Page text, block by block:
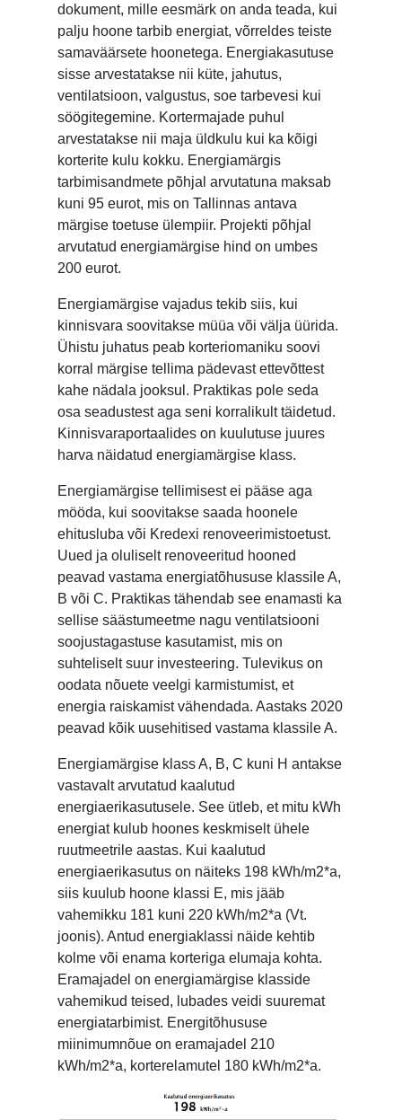
dokument, mille eesmärk on anda teada, kui
palju hoone tarbib energiat, võrreldes teiste
samaväärsete hoonetega. Energiakasutuse
sisse arvestatakse nii küte, jahutus,
ventilatsioon, valgustus, soe tarbevesi kui
söögitegemine. Kortermajade puhul
arvestatakse nii maja üldkulu kui ka kõigi
korterite kulu kokku. Energiamärgis
tarbimisandmete põhjal arvutatuna maksab
kuni 95 eurot, mis on Tallinnas antava
märgise toetuse ülempiir. Projekti põhjal
arvutatud energiamärgise hind on umbes
200 eurot.
Energiamärgise vajadus tekib siis, kui
kinnisvara soovitakse müüa või välja üürida.
Ühistu juhatus peab korteriomaniku soovi
korral märgise tellima pädevast ettevõttest
kahe nädala jooksul. Praktikas pole seda
osa seadustest aga seni korralikult täidetud.
Kinnisvaraportaalides on kuulutuse juures
harva näidatud energiamärgise klass.
Energiamärgise tellimisest ei pääse aga
mööda, kui soovitakse saada hoonele
ehitusluba või Kredexi renoveerimistoetust.
Uued ja oluliselt renoveeritud hooned
peavad vastama energiatõhususe klassile A,
B või C. Praktikas tähendab see enamasti ka
sellise säästumeetme nagu ventilatsiooni
soojustagastuse kasutamist, mis on
suhteliselt suur investeering. Tulevikus on
oodata nõuete veelgi karmistumist, et
energia raiskamist vähendada. Aastaks 2020
peavad kõik uusehitised vastama klassile A.
Energiamärgise klass A, B, C kuni H antakse
vastavalt arvutatud kaalutud
energiaerikasutusele. See ütleb, et mitu kWh
energiat kulub hoones keskmiselt ühele
ruutmeetrile aastas. Kui kaalutud
energiaerikasutus on näiteks 198 kWh/m2*a,
siis kuulub hoone klassi E, mis jääb
vahemikku 181 kuni 220 kWh/m2*a (Vt.
joonis). Antud energiaklassi näide kehtib
kolme või enama korteriga elumaja kohta.
Eramajadel on energiamärgise klasside
vahemikud teised, lubades veidi suuremat
energiatarbimist. Energitõhususe
miinimumnõue on eramajadel 210
kWh/m2*a, korterelamutel 180 kWh/m2*a.